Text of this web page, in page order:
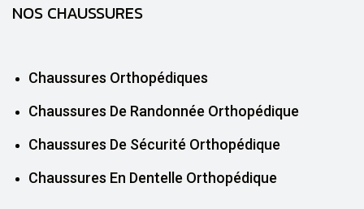
NOS CHAUSSURES
Chaussures Orthopédiques
Chaussures De Randonnée Orthopédique
Chaussures De Sécurité Orthopédique
Chaussures En Dentelle Orthopédique